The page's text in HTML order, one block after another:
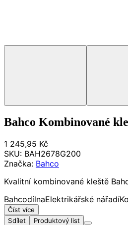
Bahco Kombinované
1 245,95 Kč
SKU: BAH2678G200
Značka: Bahco
Kvalitní kombinované kleště
BahcodílnaElektrikářské nářadí
Číst více
Sdílet
Produktový list